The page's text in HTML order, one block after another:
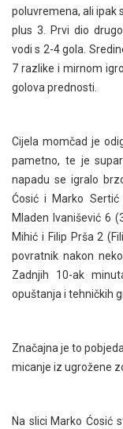
poluvremena, ali ipak
plus 3. Prvi dio
vodi s 2-4 gola.
7 razlike i mirnom
golova prednosti.
Cijela momčad je
pametno, te je
napadu se igralo
Ćosić i Marko
Mladen Ivanišević 6
Mihić i Filip Prša 2
povratnik nakon
Zadnjih 10-ak
opuštanja i tehničkih
Značajna je to
micanje iz ugrožene
Na slici Marko Ćosić